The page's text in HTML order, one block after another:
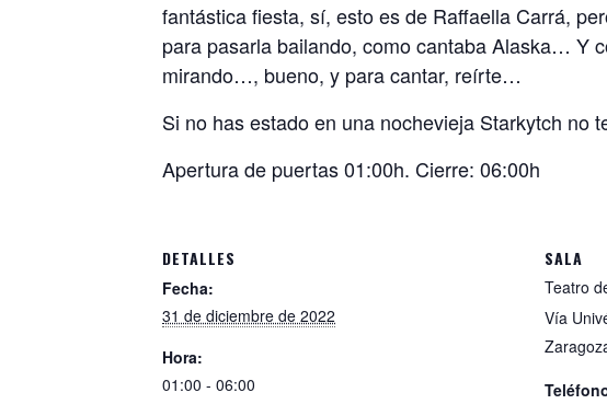
fantástica fiesta, sí, esto es de Raffaella Carrá,
para pasarla bailando, como cantaba Alaska… Y
mirando…, bueno, y para cantar, reírte…
Si no has estado en una nochevieja Starkytch no
Apertura de puertas 01:00h. Cierre: 06:00h
DETALLES
Fecha:
31 de diciembre de 2022
Hora:
01:00 - 06:00
SALA
Teatro
Vía